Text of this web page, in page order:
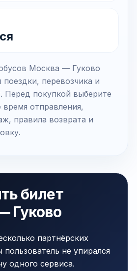
Москва — Гуково
поездки, перевозчика и
Перед покупкой выберите
время отправления,
правила возврата и
билет
Гуково
партнёрских
не упирался
одного сервиса.